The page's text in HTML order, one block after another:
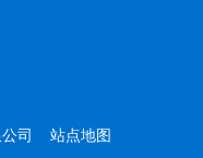
公司 站点地图